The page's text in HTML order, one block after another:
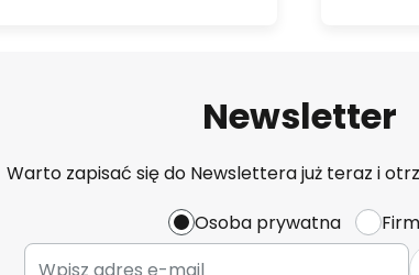
Newsletter
Warto zapisać się do Newslettera już teraz i
Osoba prywatna